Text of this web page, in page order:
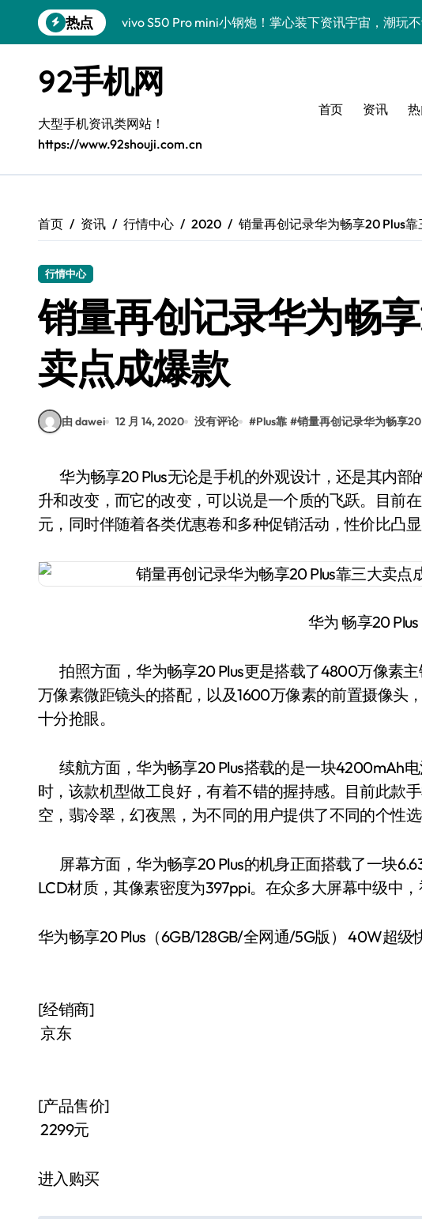
到
热点
vivo S50 Pro mini小钢炮！掌心装下资讯宇宙，潮玩不
数码潮人揭秘！三星Galaxy Z Fold7手机管家新亮点抢
S25 Ultra颜值炸裂！定制主题潮翻天
S24+震撼登场，玩转手机美学新姿势！
S26+颜值暴击！机皇美颜秘籍大公开
三星S26上头！个性潮玩美到炸裂
92手机网
大型手机资讯类网站！
https://www.92shouji.com.cn
首页 资讯
首页 资讯 行情中心 2020 销量再创记录华为畅享20 Plus
行情中心
销量再创记录华为畅
卖点成爆款
由 dawei 12 月 14, 2020 没有评论 #Plus靠 #销量再创记录华为畅享20
华为畅享20 Plus无论是手机的外观设计，还是其内部的软件部分，相较以往的产品都有不小提
升和改变，而它的改变，可以说是一个质的飞跃。目前
元，同时伴随着各类优惠卷和多种促销活动，性价比凸显
华为 畅享20 Plus
拍照方面，华为畅享20 Plus更是搭载了4800万像素
万像素微距镜头的搭配，以及1600万像素的前置摄像头
十分抢眼。
续航方面，华为畅享20 Plus搭载的是一块4200mAh
时，该款机型做工良好，有着不错的握持感。目前此款
空，翡冷翠，幻夜黑，为不同的用户提供了不同的个性选
屏幕方面，华为畅享20 Plus的机身正面搭载了一块
LCD材质，其像素密度为397ppi。在众多大屏幕中级中
华为畅享20 Plus（6GB/128GB/全网通/5G版） 40W超
[经销商]
京东
[产品售价]
2299元
进入购买